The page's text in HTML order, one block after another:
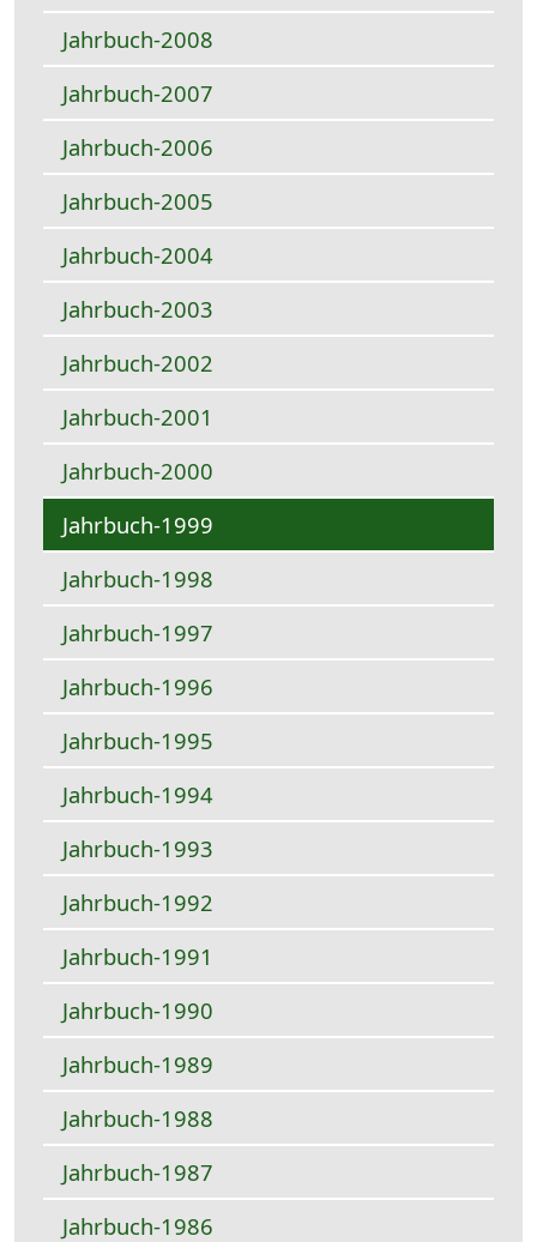
Jahrbuch-2008
Jahrbuch-2007
Jahrbuch-2006
Jahrbuch-2005
Jahrbuch-2004
Jahrbuch-2003
Jahrbuch-2002
Jahrbuch-2001
Jahrbuch-2000
Jahrbuch-1999
Jahrbuch-1998
Jahrbuch-1997
Jahrbuch-1996
Jahrbuch-1995
Jahrbuch-1994
Jahrbuch-1993
Jahrbuch-1992
Jahrbuch-1991
Jahrbuch-1990
Jahrbuch-1989
Jahrbuch-1988
Jahrbuch-1987
Jahrbuch-1986